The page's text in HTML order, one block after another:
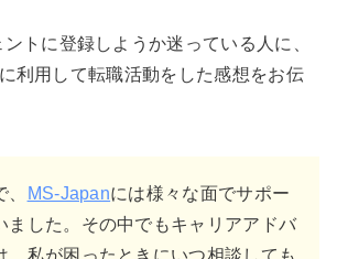
トに登録しようか迷っている人に、
利用して転職活動をした感想をお伝
MS-Japanには様々な面でサポー
ました。その中でもキャリアアドバ
、私が困ったときにいつ相談しても